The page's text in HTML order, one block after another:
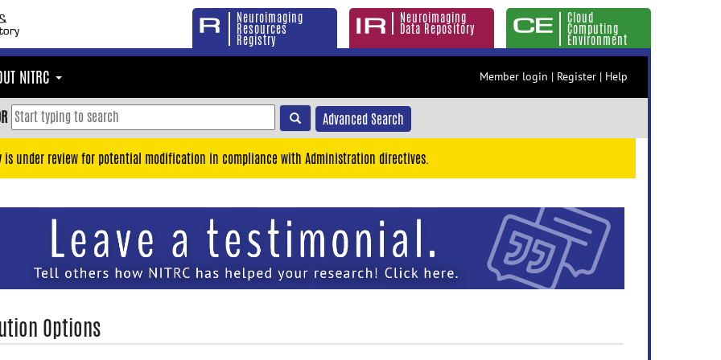
Neuroimaging
Resources
Registry
Neuroimaging
Data Repository
Cloud
Computing
Environment
NITRC Member login | Register | Help
Advanced Search
is under review for potential modification in compliance with Administration directives.
Options